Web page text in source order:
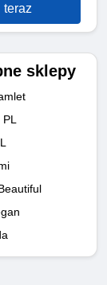
teraz
sklepy